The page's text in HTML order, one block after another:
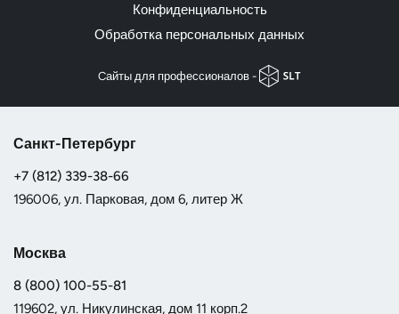
Конфиденциальность
Обработка персональных данных
Cайты для профессионалов -
Санкт-Петербург
+7 (812) 339-38-66
196006, ул. Парковая, дом 6, литер Ж
Москва
8 (800) 100-55-81
119602, ул. Никулинская, дом 11 корп.2